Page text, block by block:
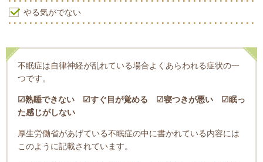
やる気がでない
不眠症は自律神経が乱れている場合よくあらわれる症状の一
つです。
☑熟睡できない ☑すぐ目が覚める ☑寝つきが悪い ☑眠っ
た感じがしない
厚生労働省があげている不眠症の中に書かれている内容には
このように記載されています。